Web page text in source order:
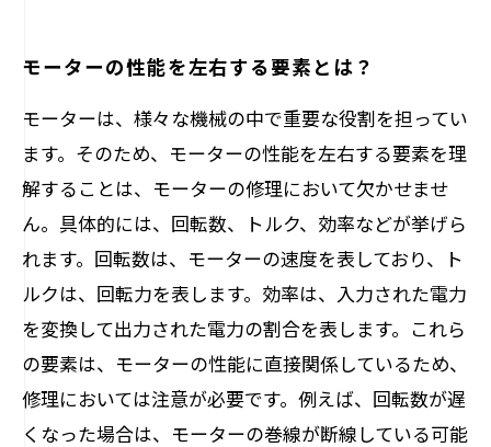
モーターの性能を左右する要素とは？
モーターは、様々な機械の中で重要な役割を担ってい
ます。そのため、モーターの性能を左右する要素を理
解することは、モーターの修理において欠かせませ
ん。具体的には、回転数、トルク、効率などが挙げら
れます。回転数は、モーターの速度を表しており、ト
ルクは、回転力を表します。効率は、入力された電力
を変換して出力された電力の割合を表します。これら
の要素は、モーターの性能に直接関係しているため、
修理においては注意が必要です。例えば、回転数が遅
くなった場合は、モーターの巻線が断線している可能